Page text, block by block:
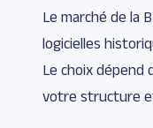
Le marché de la
logicielles
Le choix dépend
votre structure